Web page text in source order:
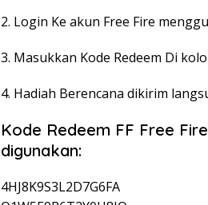
2. Login Ke akun Free Fire
3. Masukkan Kode Redeem Di
4. Hadiah Berencana dikirim
Kode Redeem FF Free
digunakan:
4HJ8K9S3L2D7G6FA